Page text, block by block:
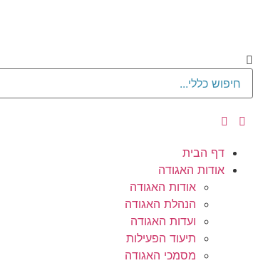
דף הבית
אודות האגודה
אודות האגודה
הנהלת האגודה
ועדות האגודה
תיעוד הפעילות
מסמכי האגודה